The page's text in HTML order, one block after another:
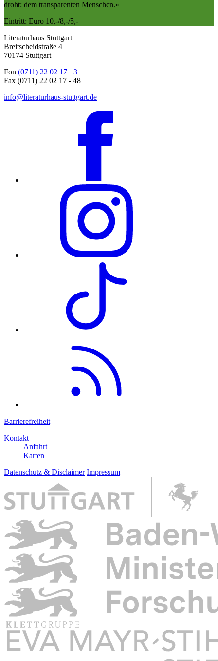
droht: dem transparenten Menschen.«
Eintritt: Euro 10,-/8,-/5,-
Literaturhaus Stuttgart
Breitscheidstraße 4
70174 Stuttgart
Fon (0711) 22 02 17 - 3
Fax (0711) 22 02 17 - 48
info@literaturhaus-stuttgart.de
Barrierefreiheit
Kontakt
Anfahrt
Karten
Datenschutz & Disclaimer Impressum